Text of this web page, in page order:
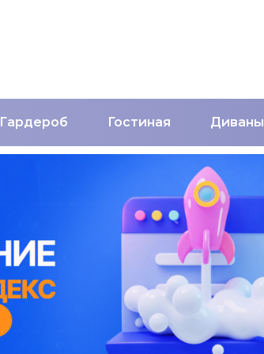
Гардероб Гостиная Диваны